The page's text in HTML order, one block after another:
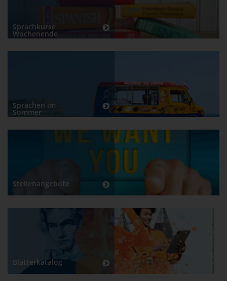
Sprachkurse
Wochenende
Sprachen im
Sommer
Stellenangebote
Blätterkatalog